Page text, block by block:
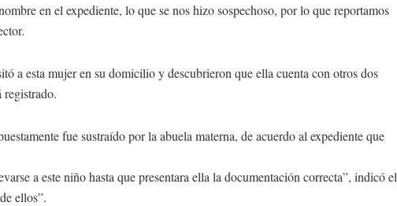
en el expediente, lo que se nos hizo sospechoso, por lo que reportamos
a esta mujer en su domicilio y descubrieron que ella cuenta con otros dos
registrado.
fue sustraído por la abuela materna, de acuerdo al expediente que
a este niño hasta que presentara ella la documentación correcta”, indicó el
ellos”.